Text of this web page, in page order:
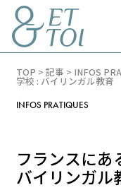
TOP > 記事 > INFOS
学校 : バイリンガル教育
INFOS PRATIQUES
フランスにあ
バイリンガル